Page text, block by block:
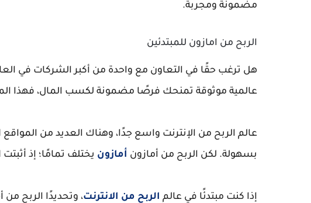
مضمونة ومجربة.
الربح من امازون للمبتدئين
هل ترغب حقًا في التعاون مع واحدة من أكبر الشركات في
عالمية موثوقة تمنحك فرصًا مضمونة لكسب المال، فهذا
عالم الربح من الإنترنت واسع جدًا، وهناك العديد من
بسهولة. لكن الربح من أمازون أمازون يختلف تمامًا؛ إذ
إذا كنت مبتدئًا في عالم الربح من الانترنت، وتحديدًا الربح